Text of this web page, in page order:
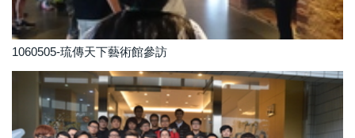
1060505-琉傳天下藝術館參訪